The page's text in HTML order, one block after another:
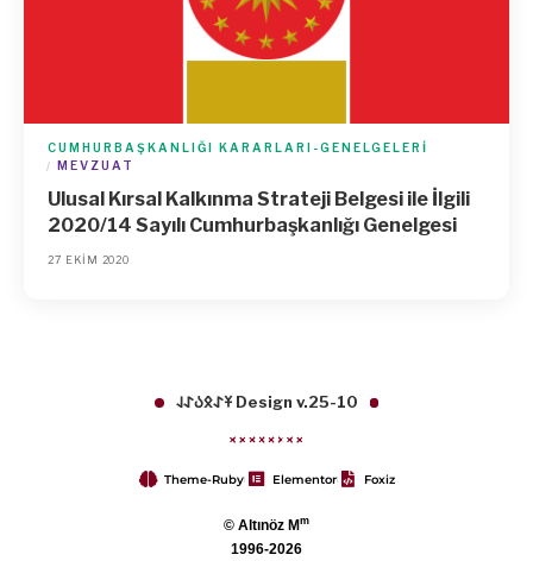
CUMHURBAŞKANLIĞI KARARLARI-GENELGELERI
MEVZUAT
Ulusal Kırsal Kalkınma Strateji Belgesi ile İlgili
2020/14 Sayılı Cumhurbaşkanlığı Genelgesi
27 EKIM 2020
𐱁𐰀𐰋𐰉𐰀𐰞 Design v.25-10
Theme-Ruby Elementor Foxiz
© Altınöz Mm
1996-2026